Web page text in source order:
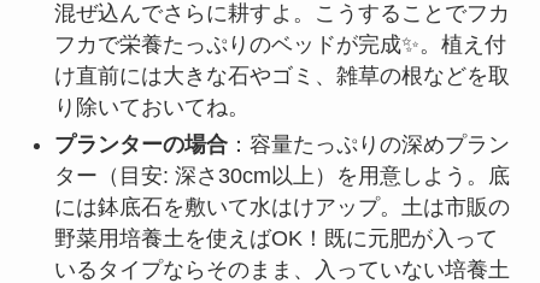
混ぜ込んでさらに耕すよ。こうすることでフカ
フカで栄養たっぷりのベッドが完成✨。植え付
け直前には大きな石やゴミ、雑草の根などを取
り除いておいてね。
プランターの場合：容量たっぷりの深めプラン
ター（目安: 深さ30cm以上）を用意しよう。底
には鉢底石を敷いて水はけアップ。土は市販の
野菜用培養土を使えばOK！既に元肥が入って
いるタイプならそのまま、入っていない培養土